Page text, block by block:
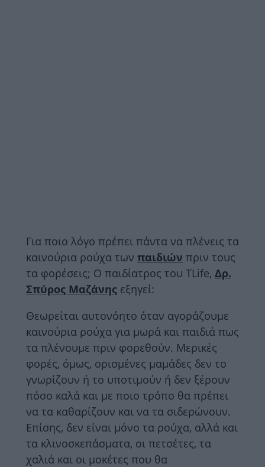
Για ποιο λόγο πρέπει πάντα να πλένεις τα
καινούρια ρούχα των παιδιών πριν τους
τα φορέσεις; Ο παιδίατρος του TLife, Δρ.
Σπύρος Μαζάνης εξηγεί:
Θεωρείται αυτονόητο όταν αγοράζουμε
καινούρια ρούχα για μωρά και παιδιά πως
τα πλένουμε πριν φορεθούν. Μερικές
φορές, όμως, ορισμένες μαμάδες δεν το
γνωρίζουν ή το υποτιμούν ή δεν ξέρουν
πόσο καλά και με ποιο τρόπο θα πρέπει
να τα καθαρίζουν και να τα σιδερώνουν.
Επίσης, δεν είναι μόνο τα ρούχα, αλλά και
τα κλινοσκεπάσματα, οι πετσέτες, τα
χαλιά και οι μοκέτες που θα